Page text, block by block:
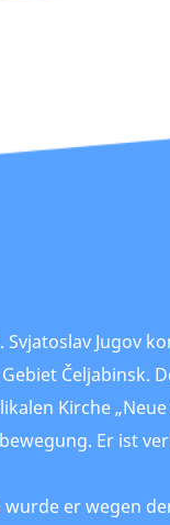
Svjatoslav Jugov
Čeljabinsk.
Kirche
Er ist
wurde er wegen